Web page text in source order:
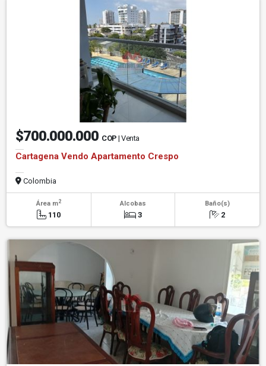
$700.000.000 COP | Venta
Cartagena Vendo Apartamento Crespo
Colombia
Área m2
110
Alcobas
3
Baño(s)
2